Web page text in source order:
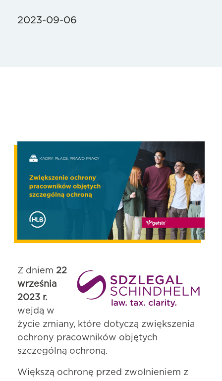
2023-09-06
Z dniem 22
września
2023 r.
wejdą w
życie zmiany, które dotyczą zwiększenia
ochrony pracowników objętych
szczególną ochroną.
Większą ochronę przed zwolnieniem z